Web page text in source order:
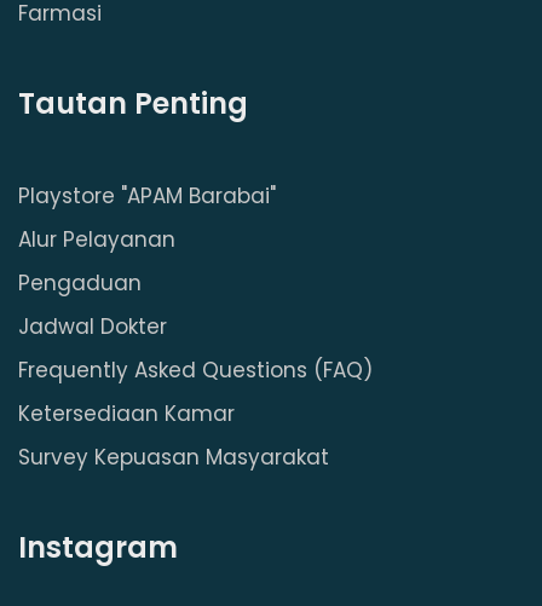
Farmasi
Tautan Penting
Playstore "APAM Barabai"
Alur Pelayanan
Pengaduan
Jadwal Dokter
Frequently Asked Questions (FAQ)
Ketersediaan Kamar
Survey Kepuasan Masyarakat
Instagram